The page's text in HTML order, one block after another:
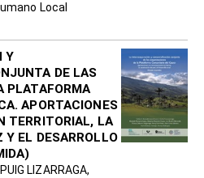
Local
Y
DE LAS
PLATAFORMA
APORTACIONES
TERRITORIAL, LA
Y EL DESARROLLO
LIZARRAGA,